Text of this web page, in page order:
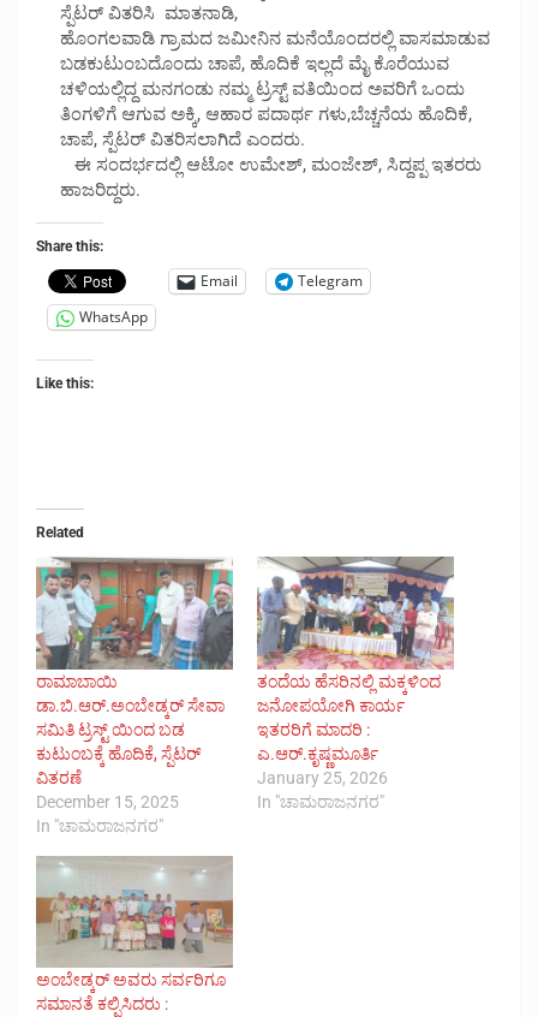
ಸ್ಪೆಟರ್ ವಿತರಿಸಿ ಮಾತನಾಡಿ,
ಹೊಂಗಲವಾಡಿ ಗ್ರಾಮದ ಜಮೀನಿನ ಮನೆಯೊಂದರಲ್ಲಿ ವಾಸಮಾಡುವ
ಬಡಕುಟುಂಬದೊಂದು ಚಾಪೆ, ಹೊದಿಕೆ ಇಲ್ಲದೆ ಮೈ ಕೊರೆಯುವ
ಚಳಿಯಲ್ಲಿದ್ದ ಮನಗಂಡು ನಮ್ಮ ಟ್ರಸ್ಟ್ ವತಿಯಿಂದ ಅವರಿಗೆ ಒಂದು
ತಿಂಗಳಿಗೆ ಆಗುವ ಅಕ್ಕಿ, ಆಹಾರ ಪದಾರ್ಥ ಗಳು,ಬೆಚ್ಚನೆಯ ಹೊದಿಕೆ,
ಚಾಪೆ, ಸ್ಪೆಟರ್ ವಿತರಿಸಲಾಗಿದೆ ಎಂದರು.
ಈ ಸಂದರ್ಭದಲ್ಲಿ ಆಟೋ ಉಮೇಶ್, ಮಂಜೇಶ್, ಸಿದ್ದಪ್ಪ ಇತರರು
ಹಾಜರಿದ್ದರು.
Share this:
Email
Telegram
WhatsApp
Like this:
Related
ರಾಮಾಬಾಯಿ
ಡಾ.ಬಿ.ಆರ್.ಅಂಬೇಡ್ಕರ್ ಸೇವಾ
ಸಮಿತಿ ಟ್ರಸ್ಟ್ ಯಿಂದ ಬಡ
ಕುಟುಂಬಕ್ಕೆ ಹೊದಿಕೆ, ಸ್ಪೆಟರ್
ವಿತರಣೆ
December 15, 2025
In "ಚಾಮರಾಜನಗರ"
ತಂದೆಯ ಹೆಸರಿನಲ್ಲಿ ಮಕ್ಕಳಿಂದ
ಜನೋಪಯೋಗಿ ಕಾರ್ಯ
ಇತರರಿಗೆ ಮಾದರಿ :
ಎ.ಆರ್.ಕೃಷ್ಣಮೂರ್ತಿ
January 25, 2026
In "ಚಾಮರಾಜನಗರ"
ಅಂಬೇಡ್ಕ‌ರ್ ಅವರು ಸರ್ವರಿಗೂ
ಸಮಾನತೆ ಕಲ್ಪಿಸಿದರು :